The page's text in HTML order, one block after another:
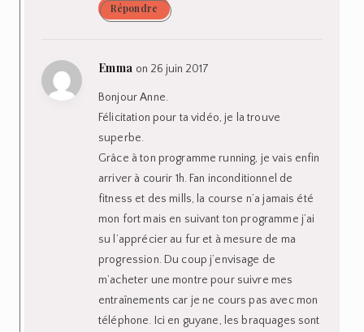
Répondre
Emma on 26 juin 2017
Bonjour Anne.
Félicitation pour ta vidéo, je la trouve
superbe.
Grâce à ton programme running, je vais enfin
arriver à courir 1h. Fan inconditionnel de
fitness et des mills, la course n’a jamais été
mon fort mais en suivant ton programme j’ai
su l’apprécier au fur et à mesure de ma
progression. Du coup j’envisage de
m’acheter une montre pour suivre mes
entraînements car je ne cours pas avec mon
téléphone. Ici en guyane, les braquages sont